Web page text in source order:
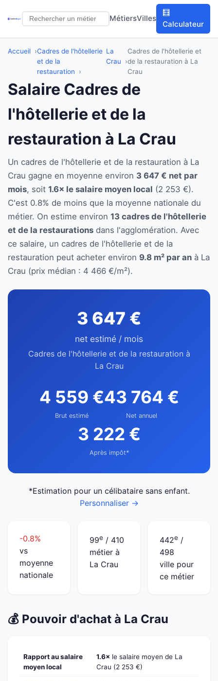
MétiersVilles
🧮
Calculateur
Accueil
Cadres de l'hôtellerie
et de la
restauration
La
Crau
Cadres de l'hôtellerie et
de la restauration à La
Crau
Salaire Cadres de
l'hôtellerie et de la
restauration à La Crau
Un cadres de l'hôtellerie et de la restauration à La
Crau gagne en moyenne environ 3 647 € net par
mois, soit 1.6× le salaire moyen local (2 253 €).
C'est 0.8% de moins que la moyenne nationale du
métier. On estime environ 13 cadres de l'hôtellerie
et de la restaurations dans l'agglomération. Avec
ce salaire, un cadres de l'hôtellerie et de la
restauration peut acheter environ 9.8 m² par an à La
Crau (prix médian : 4 466 €/m²).
3 647 €
net estimé / mois
Cadres de l'hôtellerie et de la restauration à
La Crau
4 559 €
Brut estimé
43 764 €
Net annuel
3 222 €
Après impôt*
*Estimation pour un célibataire sans enfant.
Personnaliser →
-0.8%
vs
moyenne
nationale
99e / 410
métier à
La Crau
442e /
498
ville pour
ce métier
💰 Pouvoir d'achat à La Crau
Rapport au salaire
moyen local
1.6× le salaire moyen de La
Crau (2 253 €)